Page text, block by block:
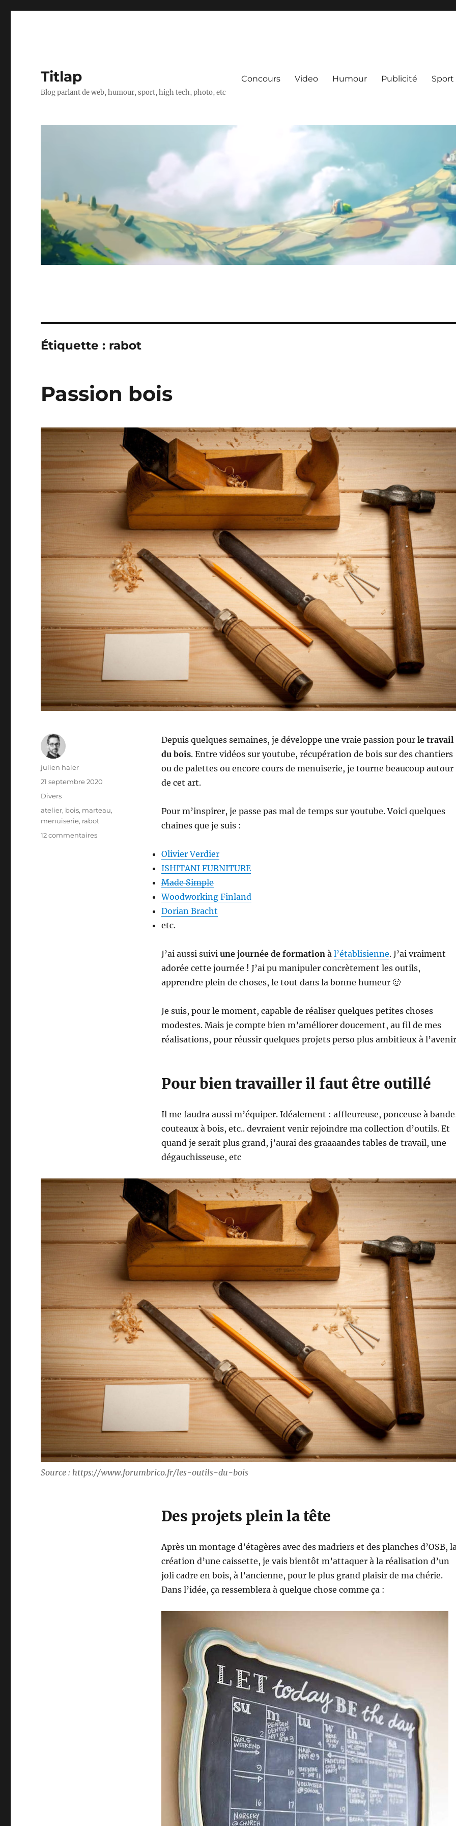
Titlap
Blog parlant de web, humour, sport, high tech, photo, etc
Concours Video Humour Publicité Sport
Étiquette : rabot
Passion bois
Depuis quelques semaines, je développe une vraie passion pour le travail
du bois. Entre vidéos sur youtube, récupération de bois sur des chantiers
ou de palettes ou encore cours de menuiserie, je tourne beaucoup autour
de cet art.
Pour m’inspirer, je passe pas mal de temps sur youtube. Voici quelques
chaines que je suis :
Olivier Verdier
ISHITANI FURNITURE
Made Simple
Woodworking Finland
Dorian Bracht
etc.
J’ai aussi suivi une journée de formation à l’établisienne. J’ai vraiment
adorée cette journée ! J’ai pu manipuler concrètement les outils,
apprendre plein de choses, le tout dans la bonne humeur 🙂
Je suis, pour le moment, capable de réaliser quelques petites choses
modestes. Mais je compte bien m’améliorer doucement, au fil de mes
réalisations, pour réussir quelques projets perso plus ambitieux à
Pour bien travailler il faut être outillé
Il me faudra aussi m’équiper. Idéalement : affleureuse, ponceuse à
couteaux à bois, etc.. devraient venir rejoindre ma collection d’outils. Et
quand je serait plus grand, j’aurai des graaaandes tables de travail, une
dégauchisseuse, etc
Source : https://www.forumbrico.fr/les-outils-du-bois
Des projets plein la tête
Après un montage d’étagères avec des madriers et des planches d’OSB,
création d’une caissette, je vais bientôt m’attaquer à la réalisation d’un
joli cadre en bois, à l’ancienne, pour le plus grand plaisir de ma chérie.
Dans l’idée, ça ressemblera à quelque chose comme ça :
Auteur
julien haler
Publié
21 septembre 2020
Catégories
Divers
Étiquettes
atelier, bois, marteau,
menuiserie, rabot
12 commentairessur